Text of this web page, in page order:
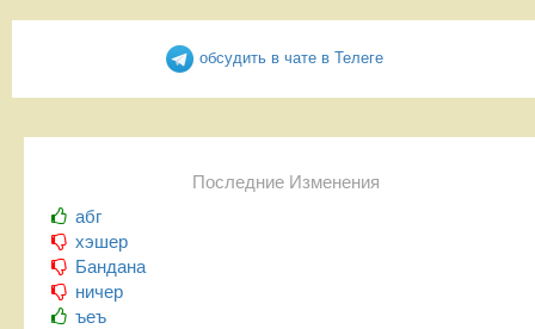
обсудить в чате в Телеге
Последние Изменения
абг
хэшер
Бандана
ничер
ъеъ